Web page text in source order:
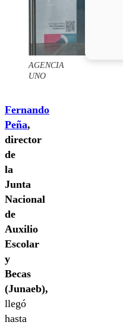
AGENCIA
UNO
Fernando
Peña,
director
de
la
Junta
Nacional
de
Auxilio
Escolar
y
Becas
(Junaeb),
llegó
hasta